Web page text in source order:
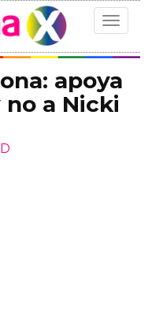
Toggle
apoya
no a Nicki